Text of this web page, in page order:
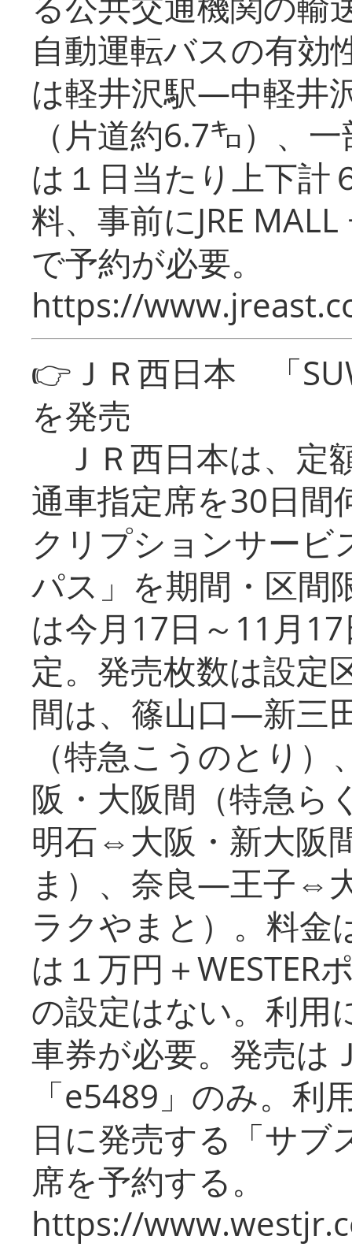
自動運転バスの有効
は軽井沢駅―中軽井
（片道約6.7㌔）、
は１日当たり上下計
料、事前にJRE
で予約が必要。
https://
👉ＪＲ西日本 「
を発売
ＪＲ西日本は、定
通車指定席を30日間
クリプションサービ
パス」を期間・区間
は今月17日～11月
定。発売枚数は設定
間は、篠山口―新三
（特急こうのとり
阪・大阪間（特急
明石⇔大阪・新大阪
ま）、奈良―王子⇔
ラクやまと）。料金
は１万円＋WESTER
の設定はない。利用
車券が必要。発売は
「e5489」のみ。利
日に発売する「サブ
席を予約する。
https://